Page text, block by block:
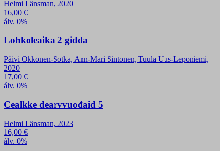
Helmi Länsman, 2020
16,00 €
álv. 0%
Lohkoleaika 2 giđđa
Päivi Okkonen-Sotka, Ann-Mari Sintonen, Tuula Uus-Leponiemi,
2020
17,00 €
álv. 0%
Cealkke dearvvuođaid 5
Helmi Länsman, 2023
16,00 €
álv. 0%